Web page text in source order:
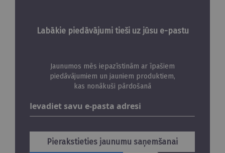
Labākie piedāvājumi tieši uz jūsu e-pastu
Jaunumos mēs iepazīstinām ar īpašiem
piedāvājumiem un jauniem produktiem,
kas nonākuši pārdošanā
jaunumus
Pierakstieties jaunumu saņemšanai